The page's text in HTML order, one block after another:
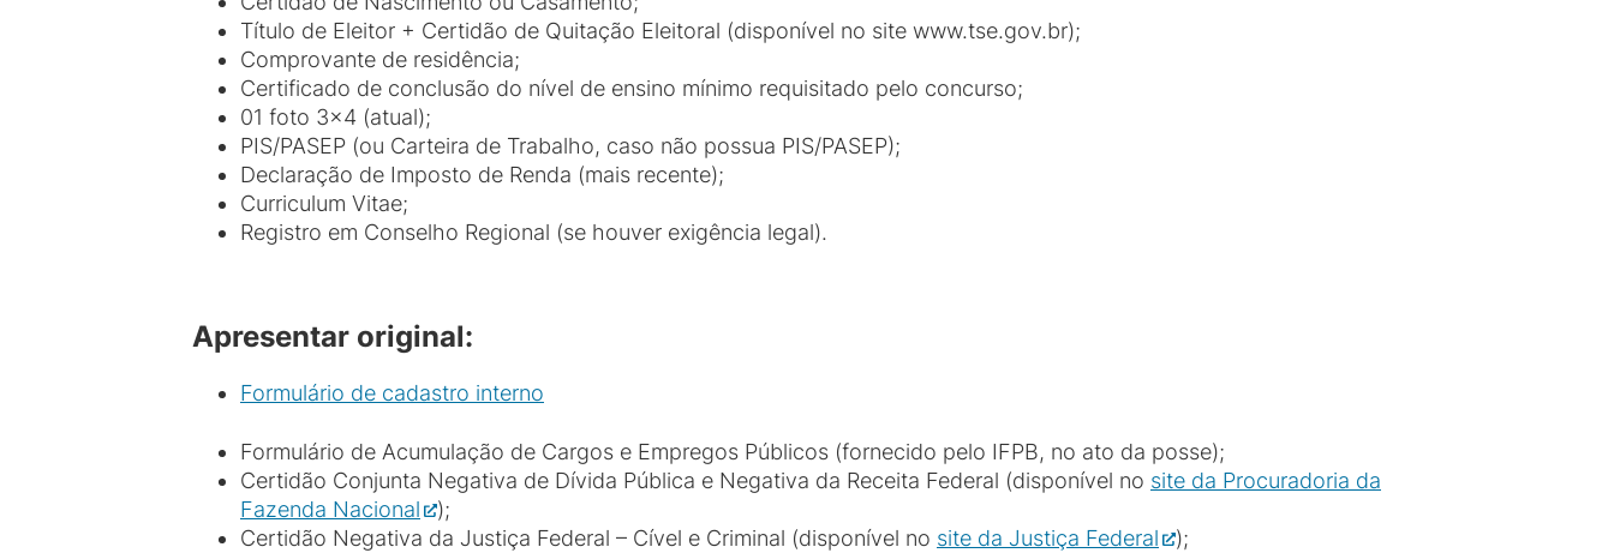
Título de Eleitor + Certidão de Quitação Eleitoral (disponível no site www.tse.gov.br);
Comprovante de residência;
Certificado de conclusão do nível de ensino mínimo requisitado pelo concurso;
01 foto 3x4 (atual);
PIS/PASEP (ou Carteira de Trabalho, caso não possua PIS/PASEP);
Declaração de Imposto de Renda (mais recente);
Curriculum Vitae;
Registro em Conselho Regional (se houver exigência legal).
Apresentar original:
Formulário de cadastro interno
Formulário de Acumulação de Cargos e Empregos Públicos (fornecido pelo IFPB, no ato da posse);
Certidão Conjunta Negativa de Dívida Pública e Negativa da Receita Federal (disponível no site da Procuradoria da
Fazenda Nacional
);
Certidão Negativa da Justiça Federal – Cível e Criminal (disponível no site da Justiça Federal
);